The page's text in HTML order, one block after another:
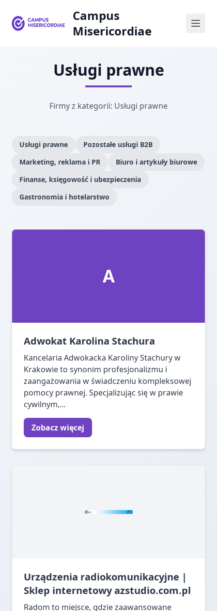
Campus
Misericordiae
Usługi prawne
Firmy z kategorii: Usługi prawne
Usługi prawne
Pozostałe usługi B2B
Marketing, reklama i PR
Biuro i artykuły biurowe
Finanse, księgowość i ubezpieczenia
Gastronomia i hotelarstwo
A
Adwokat Karolina Stachura
Kancelaria Adwokacka Karoliny Stachury w
Krakowie to synonim profesjonalizmu i
zaangażowania w świadczeniu kompleksowej
pomocy prawnej. Specjalizując się w prawie
cywilnym,...
Zobacz więcej
Urządzenia radiokomunikacyjne |
Sklep internetowy azstudio.com.pl
Radom to miejsce, gdzie zaawansowane